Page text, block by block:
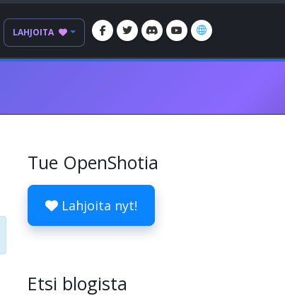
LAHJOITA
Tue OpenShotia
Lahjoita nyt!
Etsi blogista